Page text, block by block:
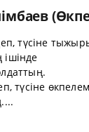
түсіне
түсіне